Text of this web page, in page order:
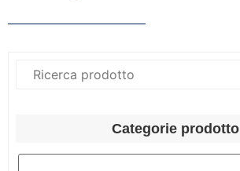
Categorie prodotto